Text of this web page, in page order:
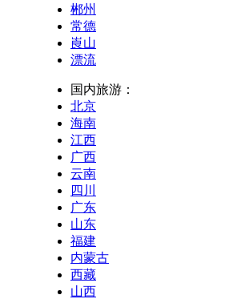
郴州
常德
崀山
漂流
国内旅游：
北京
海南
江西
广西
云南
四川
广东
山东
福建
内蒙古
西藏
山西